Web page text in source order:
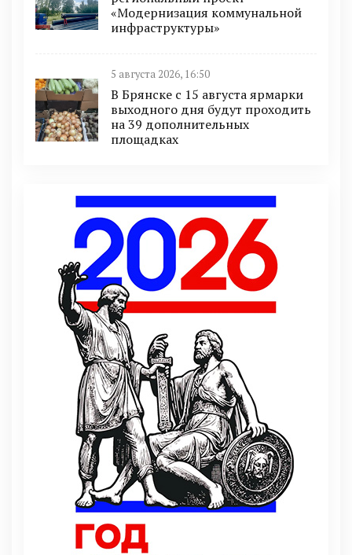
«Модернизация коммунальной
инфраструктуры»
5 августа 2026, 16:50
В Брянске с 15 августа ярмарки
выходного дня будут проходить
на 39 дополнительных
площадках